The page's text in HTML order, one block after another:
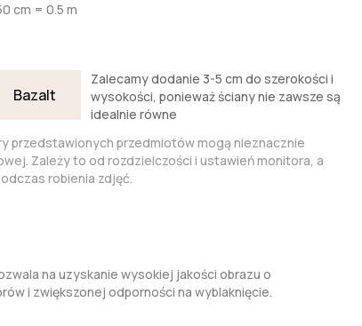
cm = 0.5 m
Bazalt
Zalecamy dodanie 3-5 cm do szerokości i
wysokości, ponieważ ściany nie zawsze są
idealnie równe
przedstawionych przedmiotów mogą nieznacznie
Zależy to od rozdzielczości i ustawień monitora, a
robienia zdjęć.
na uzyskanie wysokiej jakości obrazu o
i zwiększonej odporności na wyblaknięcie.